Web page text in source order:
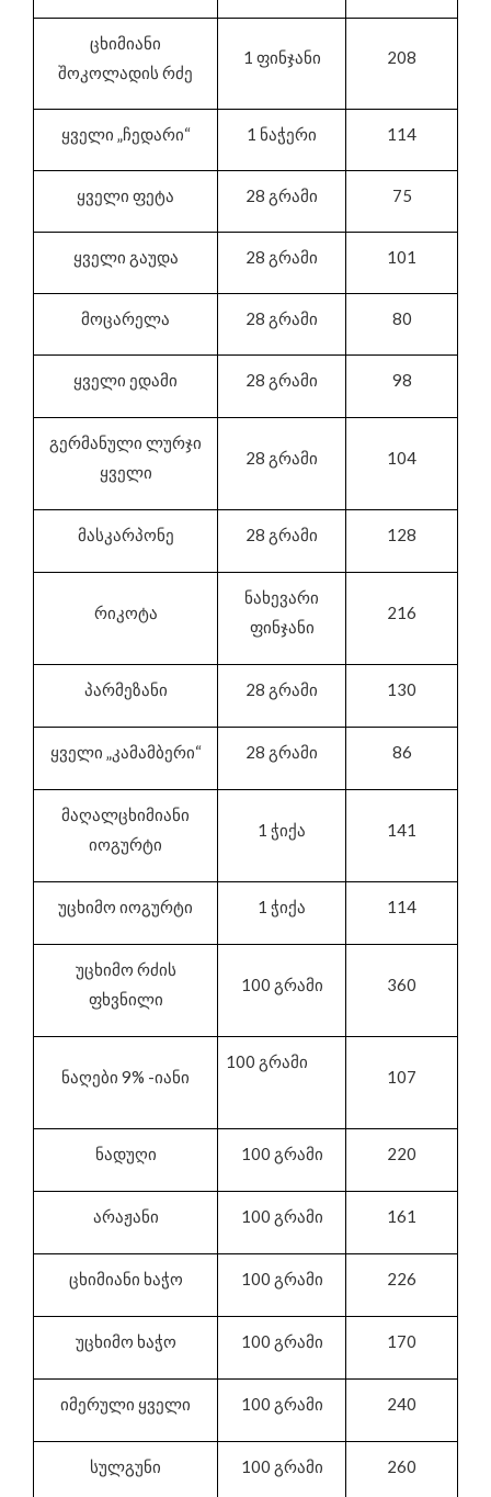
ცხიმიანი
შოკოლადის რძე
1 ფინჯანი 208
ყველი „ჩედარი“ 1 ნაჭერი 114
ყველი ფეტა 28 გრამი 75
ყველი გაუდა 28 გრამი 101
მოცარელა 28 გრამი 80
ყველი ედამი 28 გრამი 98
გერმანული ლურჯი
ყველი
28 გრამი 104
მასკარპონე 28 გრამი 128
რიკოტა
ნახევარი
ფინჯანი
216
პარმეზანი 28 გრამი 130
ყველი „კამამბერი“ 28 გრამი 86
მაღალცხიმიანი
იოგურტი
1 ჭიქა 141
უცხიმო იოგურტი 1 ჭიქა 114
უცხიმო რძის
ფხვნილი
100 გრამი 360
ნაღები 9% -იანი
100 გრამი
107
ნადუღი 100 გრამი 220
არაჟანი 100 გრამი 161
ცხიმიანი ხაჭო 100 გრამი 226
უცხიმო ხაჭო 100 გრამი 170
იმერული ყველი 100 გრამი 240
სულგუნი 100 გრამი 260